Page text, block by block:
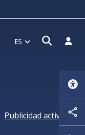
ES Abrir
Publicidad activa /